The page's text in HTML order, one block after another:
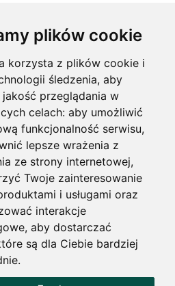
plików cookie
korzysta z plików cookie i
śledzenia, aby
przeglądania w
celach: aby umożliwić
funkcjonalność serwisu,
lepsze wrażenia z
ze strony internetowej,
Twoje zainteresowanie
i usługami oraz
interakcje
, aby dostarczać
są dla Ciebie bardziej
.
ogrodyhildegardy.pl?
Wszystkie prawa zastrzeżone.